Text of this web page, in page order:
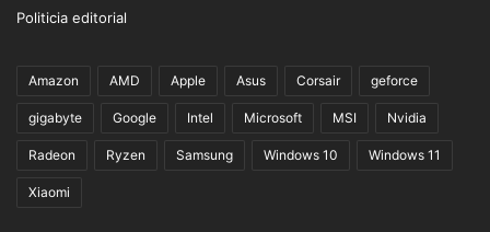
Politicia editorial
Amazon AMD Apple Asus Corsair geforce
gigabyte Google Intel Microsoft MSI Nvidia
Radeon Ryzen Samsung Windows 10 Windows 11
Xiaomi